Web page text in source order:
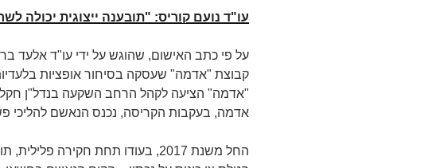
עו"ד נועם קוריס: "תובענה ייצוגית יכולה
קבוצת "אדמה" שעסקה בסיחור אופציות
אדמה, בעקבות הקריסה, נכנס הנאשם להליכי
החל משנת 2017, בעודו תחת חקירה